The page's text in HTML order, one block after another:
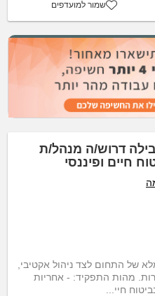
שמור למועדפים
דרוש/ה מנהל/ת
חיים ופיננסי
של התחום לצד ניהול אקטיבי,
מהות התפקיד: - אחריות
חיי...